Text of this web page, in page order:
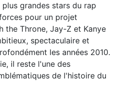
grandes stars du rap
pour un projet
the Throne, Jay-Z et Kanye
spectaculaire et
les années 2010.
il reste l'une des
de l'histoire du